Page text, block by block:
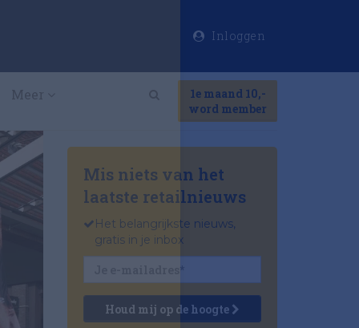
Inloggen
Meer
1e maand 10,-
word member
Mis niets van het
laatste retailnieuws
Het belangrijkste nieuws,
gratis in je inbox
Houd mij op de hoogte